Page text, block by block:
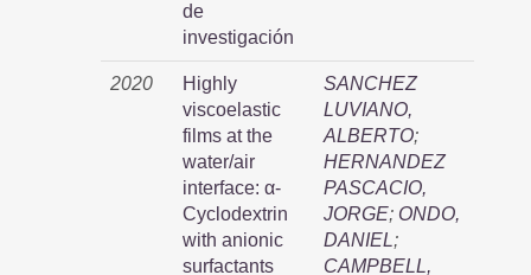
de
investigación
2020
Highly
viscoelastic
films at the
water/air
interface: α-
Cyclodextrin
with anionic
surfactants
SANCHEZ
LUVIANO,
ALBERTO;
HERNANDEZ
PASCACIO,
JORGE; ONDO,
DANIEL;
CAMPBELL,